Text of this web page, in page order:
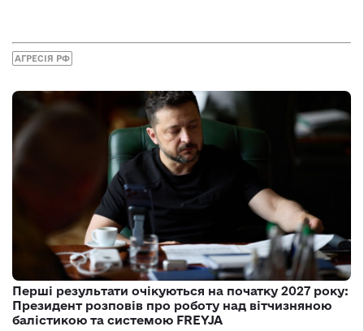
АГРЕСІЯ РФ
Перші результати очікуються на початку 2027 року:
Президент розповів про роботу над вітчизняною
балістикою та системою FREYJA